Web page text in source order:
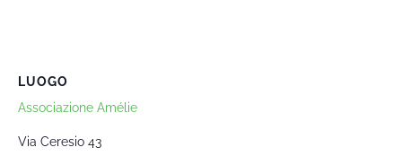
LUOGO
Associazione Amélie
Via Ceresio 43